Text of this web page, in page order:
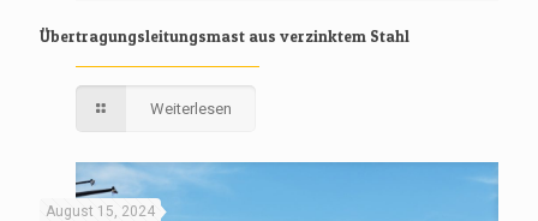
Übertragungsleitungsmast aus verzinktem Stahl
Weiterlesen
August 15, 2024